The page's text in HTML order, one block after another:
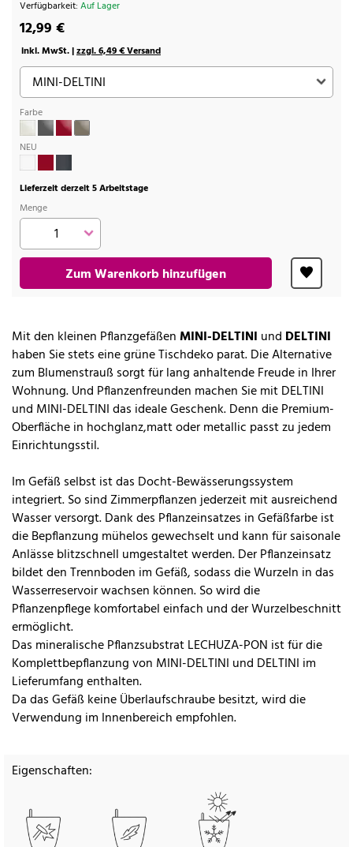
Verfügbarkeit: Auf Lager
12,99 €
inkl. MwSt. |zzgl. 6,49 € Versand
Farbe
NEU
Lieferzeit derzeit 5 Arbeitstage
Menge
Zum Warenkorb hinzufügen
Mit den kleinen PflanzgefäßenMINI-DELTINI und DELTINI
haben Sie stets eine grüne Tischdeko parat. Die Alternative
zum Blumenstrauß sorgt für lang anhaltende Freude in Ihrer
Wohnung. Und Pflanzenfreunden machen Sie mit DELTINI
und MINI-DELTINI das ideale Geschenk. Denn die Premium-
Oberfläche in hochglanz,matt oder metallic passt zu jedem
Einrichtungsstil.
Im Gefäß selbst ist das Docht-Bewässerungssystem
integriert. So sind Zimmerpflanzen jederzeit mit ausreichend
Wasser versorgt. Dank des Pflanzeinsatzes in Gefäßfarbe ist
die Bepflanzung mühelos gewechselt und kann für saisonale
Anlässe blitzschnell umgestaltet werden. Der Pflanzeinsatz
bildet den Trennboden im Gefäß, sodass die Wurzeln in das
Wasserreservoir wachsen können. So wird die
Pflanzenpflege komfortabel einfach und der Wurzelbeschnitt
ermöglicht.
Das mineralische Pflanzsubstrat LECHUZA-PON ist für die
Komplettbepflanzung von MINI-DELTINI und DELTINI im
Lieferumfang enthalten.
Da das Gefäß keine Überlaufschraube besitzt, wird die
Verwendung im Innenbereich empfohlen.
Eigenschaften: